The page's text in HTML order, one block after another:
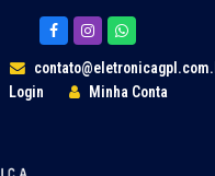
FacebookInstagramWhatsapp
Login
Minha Conta